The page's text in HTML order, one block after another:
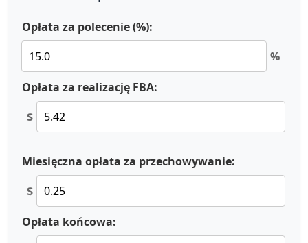
Opłata za polecenie (%):
%
Opłata za realizację FBA:
$
Miesięczna opłata za przechowywanie:
$
Opłata końcowa: